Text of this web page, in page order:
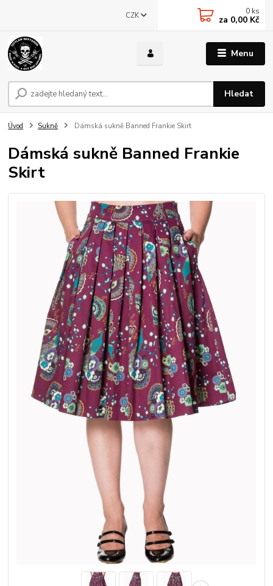
Menu
CZK
Hledat
0 ks
za 0,00 Kč
Úvod Sukně Dámská sukně Banned Frankie Skirt
Dámská sukně Banned Frankie
Skirt